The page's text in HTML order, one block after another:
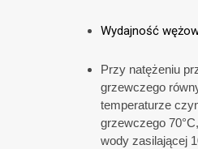
Wydajność
Przy natężeniu
grzewczego
temperaturze
grzewczego 70°C
wody zasilającej